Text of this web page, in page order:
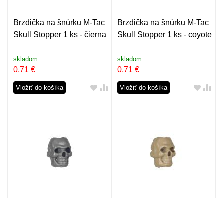
Brzdička na šnúrku M-Tac
Skull Stopper 1 ks - čierna
skladom
0,71 €
Vložiť do košíka
Brzdička na šnúrku M-Tac
Skull Stopper 1 ks - coyote
skladom
0,71 €
Vložiť do košíka